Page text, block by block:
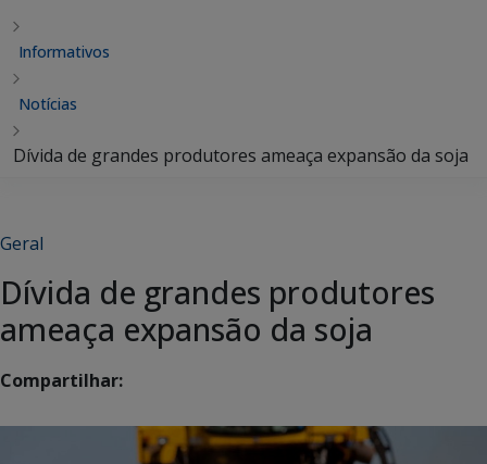
Informativos
Notícias
Dívida de grandes produtores ameaça expansão da soja
Geral
Dívida de grandes produtores
ameaça expansão da soja
Compartilhar: